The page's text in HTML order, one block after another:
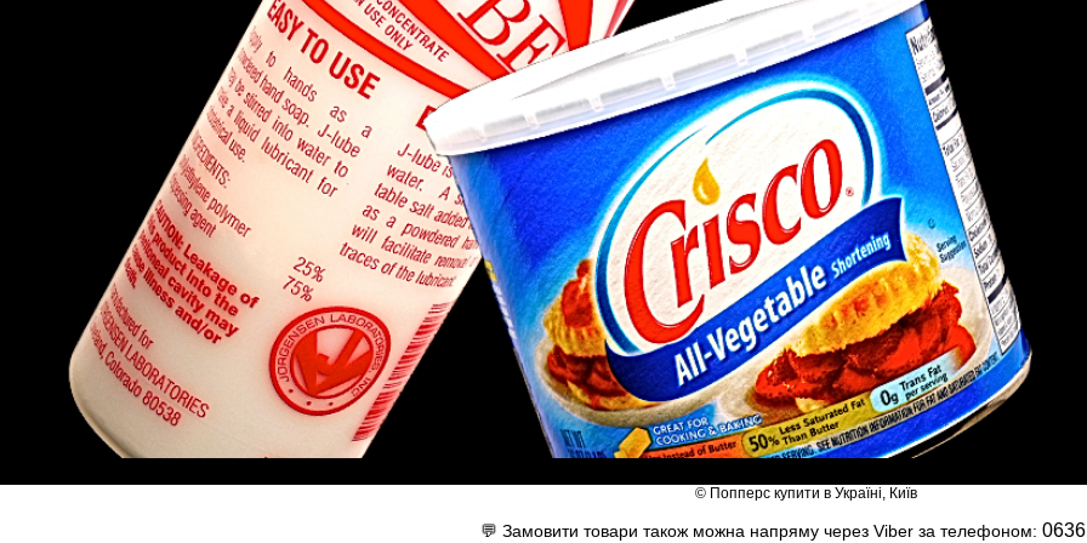
© Попперс купити в Україні, Київ
💬 Замовити товари також можна напряму через Viber за телефоном: